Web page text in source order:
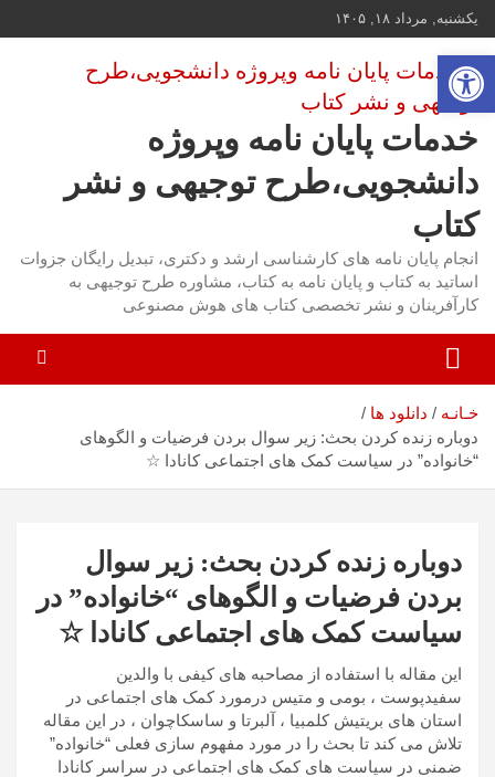
بروید
یکشنبه, مرداد ۱۸, ۱۴۰۵
خدمات پایان نامه وپروژه
دانشجویی،طرح توجیهی و نشر
کتاب
انجام پایان نامه های کارشناسی ارشد و دکتری، تبدیل رایگان جزوات
اساتید به کتاب و پایان نامه به کتاب، مشاوره طرح توجیهی به
کارآفرینان و نشر تخصصی کتاب های هوش مصنوعی
خـانـه دانلود ها
دوباره زنده کردن بحث: زیر سوال بردن فرضیات و الگوهای
“خانواده” در سیاست کمک های اجتماعی کانادا ☆
دوباره زنده کردن بحث: زیر سوال
بردن فرضیات و الگوهای “خانواده” در
سیاست کمک های اجتماعی کانادا ☆
این مقاله با استفاده از مصاحبه های کیفی با والدین
سفیدپوست ، بومی و متیس درمورد کمک های اجتماعی در
استان های بریتیش کلمبیا ، آلبرتا و ساسکاچوان ، در این مقاله
تلاش می کند تا بحث را در مورد مفهوم سازی فعلی “خانواده”
ضمنی در سیاست های کمک های اجتماعی در سراسر کانادا
باز کردن نوار ابزار